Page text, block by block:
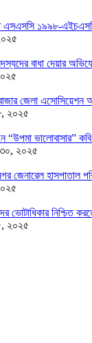
এসএসসি ১৯৯৮-
বাধা দেয়ার
জেলা এসোসিয়েশন
২০২৫
“উপমা ভালোবাসার”
২০২৫
জেনারেল হাসপাতাল
ভোটাধিকার নিশ্চিত
২০২৫